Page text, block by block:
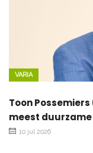
VARIA
Toon
meest
10 jul 2026